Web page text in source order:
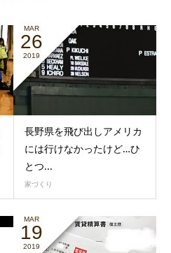
MAR
26
2019
長野県を飛び出しアメリカ
には行けなかったけど…ひ
とつ...
家づくり
MAR
19
2019